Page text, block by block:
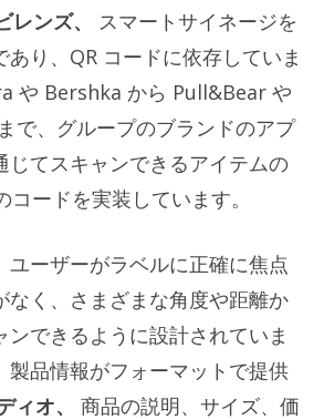
ンズ、
スマートサイネージを
り、QR コードに依存していま
や Bershka から Pull&Bear や
で、グループのブランドのアプ
じてスキャンできるアイテムの
コードを実装しています。
ユーザーがラベルに正確に焦点
なく、さまざまな角度や距離か
ンできるように設計されていま
製品情報がフォーマットで提供
ィオ、 商品の説明、サイズ、価